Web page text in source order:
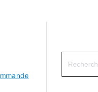
Search
for: